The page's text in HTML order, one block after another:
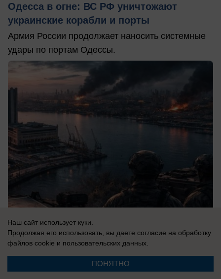
Одесса в огне: ВС РФ уничтожают
украинские корабли и порты
Армия России продолжает наносить системные
удары по портам Одессы.
08.08.2026
В России
Новости СВО: Белгород под атакой,
Наш сайт использует куки.
Продолжая его использовать, вы даете согласие на обработку
файлов cookie и пользовательских данных.
ПОНЯТНО